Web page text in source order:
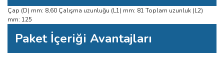
Çap (D) mm: 8,60 Çalışma uzunluğu (L1) mm: 81 Toplam uzunluk (L2)
mm: 125
Paket İçeriği Avantajları